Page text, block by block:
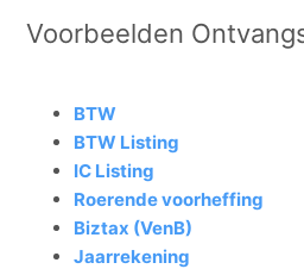
Hoe kan ik de vervaldata van de
Hoe kan ik een TaskFlow taak
bepaalde klanten/projecten?
Welke velden kan ik toevoegen
taken?
Voorbeelden
BTW
BTW Listing
IC Listing
Roerende voorheffing
Biztax (VenB)
Jaarrekening